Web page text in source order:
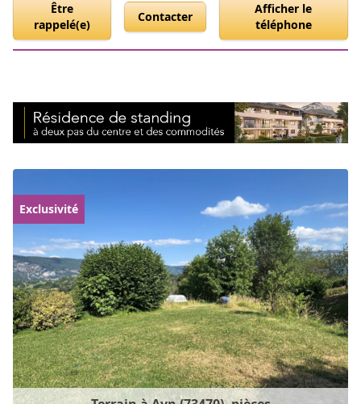
Être
rappelé(e)
Contacter
Afficher le
téléphone
Exclusivité